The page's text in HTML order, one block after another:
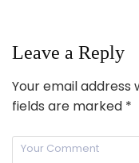
Leave a Reply
Your email address
fields are marked *